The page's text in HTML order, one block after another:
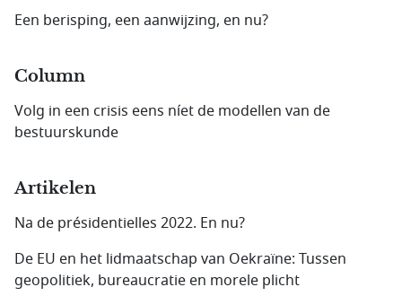
Een berisping, een aanwijzing, en nu?
Column
Volg in een crisis eens níet de modellen van de
bestuurskunde
Artikelen
Na de présidentielles 2022. En nu?
De EU en het lidmaatschap van Oekraïne: Tussen
geopolitiek, bureaucratie en morele plicht